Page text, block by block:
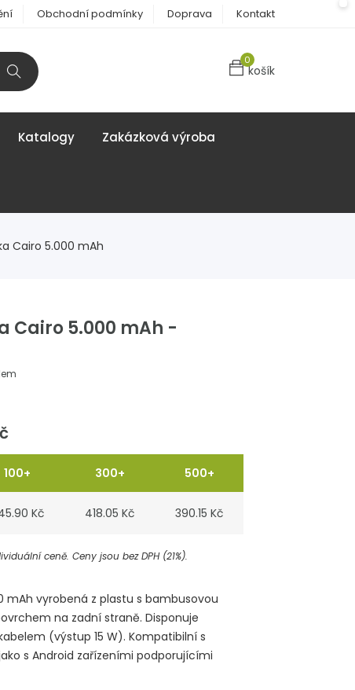
Obchodní podmínky Doprava Kontakt
0
košík
Katalogy Zakázková výroba
Cairo 5.000 mAh
Cairo 5.000 mAh -
100+ 300+ 500+
Kč 418.05 Kč 390.15 Kč
ceně. Ceny jsou bez DPH (21%).
mAh vyrobená z plastu s bambusovou
na zadní straně. Disponuje
(výstup 15 W). Kompatibilní s
s Android zařízeními podporujícími